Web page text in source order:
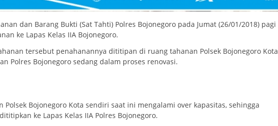
dan Barang Bukti (Sat Tahti) Polres Bojonegoro pada Jumat (26/01/2018) pagi
ke Lapas Kelas IIA Bojonegoro.
tersebut penahanannya dititipan di ruang tahanan Polsek Bojonegoro Kota
Polres Bojonegoro sedang dalam proses renovasi.
Polsek Bojonegoro Kota sendiri saat ini mengalami over kapasitas, sehingga
ke Lapas Kelas IIA Polres Bojonegoro.